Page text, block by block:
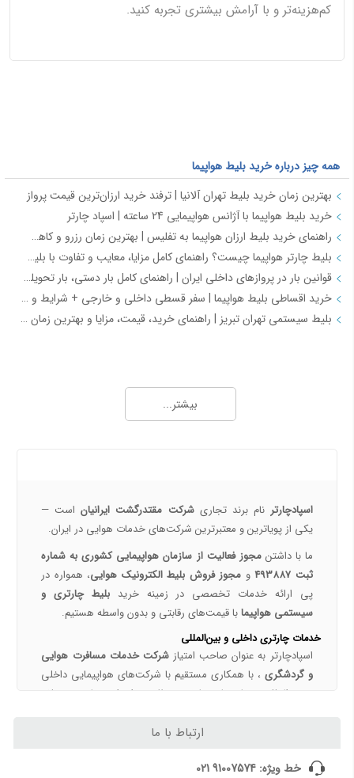
کم‌هزینه‌تر و با آرامش بیشتری تجربه کنید.
همه چیز درباره خرید بلیط هواپیما
بهترین زمان خرید بلیط تهران آلانیا | ترفند خرید ارزان‌ترین قیمت پرواز
خرید بلیط هواپیما با آژانس هواپیمایی 24 ساعته | اسپاد چارتر
راهنمای خرید بلیط ارزان هواپیما به تفلیس | بهترین زمان رزرو و کاهش هزینه سفر
بلیط چارتر هواپیما چیست؟ راهنمای کامل مزایا، معایب و تفاوت با بلیط سیستمی
قوانین بار در پروازهای داخلی ایران | راهنمای کامل بار دستی، بار تحویلی و مقررات حمل بار
خرید اقساطی بلیط هواپیما | سفر قسطی داخلی و خارجی + شرایط و مدارک | اسپادچارتر
بلیط سیستمی تهران تبریز | راهنمای خرید، قیمت، مزایا و بهترین زمان رزرو
همه چیز درباره خرید بلیط هواپیما 3
نکات مهم و کلیدی خرید بلیط هواپیما
رزرو بلیط پرواز داخلی با اسپادچارتر
خرید بلیط چارتر با اسپادچارتر | تجربه سفر ارزان، سریع و مطمئن
بلیط لحظه آخری هواپیما خرید بلیط ارزان هواپیما
تعیین قیمت بلیط‌های چارتری و سیستمی
ویزای دبی؛ شرایط، هزینه و مدارک اخذ ویزای امارات
بیشتر...
اسپادچارتر نام برند تجاریشرکت مقتدرگشت ایرانیاناست —
یکی از پویا‌ترین و معتبرترین شرکت‌های خدمات هوایی در ایران.
ما با داشتنمجوز فعالیت از سازمان هواپیمایی کشوری به شماره
ثبت 493887
و مجوز فروش بلیط الکترونیک هوایی، همواره در
پی ارائه خدمات تخصصی در زمینه خرید بلیط چارتری و
سیستمی هواپیمابا قیمت‌های رقابتی و بدون واسطه هستیم.
خدمات چارتری داخلی و بین‌المللی
اسپادچارتر به عنوان صاحب امتیازشرکت خدمات مسافرت هوایی
و گردشگری ، با همکاری مستقیم با شرکت‌های هواپیمایی داخلی
و بین‌المللی، برنامه‌های چارتری منظمی را برای مقاصد مختلف
تهران، مشهد، اهواز، شیراز، تبریز، بندرعباس و ...
مقاصد خارجی:استانبول، دبی، آنکارا، باکو، عشق‌آباد، آلماتی،
ارتباط با ما
خط ویژه: 91007574 021